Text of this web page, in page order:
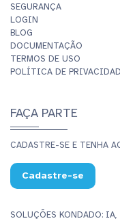
SEGURANÇA
LOGIN
BLOG
DOCUMENTAÇÃO
TERMOS DE USO
POLÍTICA DE
FAÇA PARTE
CADASTRE-SE E TENHA
Cadastre-se
SOLUÇÕES KONDADO: